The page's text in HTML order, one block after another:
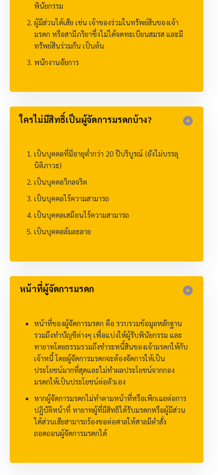
พินัยกรรม
ผู้มีส่วนได้เสีย เช่น เจ้าของร่วมในทรัพย์สินของเจ้า
มรดก หรือสามีภริยาซึ่งไม่ได้จดทะเบียนสมรส และมี
ทรัพย์สินร่วมกัน เป็นต้น
พนักงานอัยการ
ใครไม่มีสิทธิ์เป็นผู้จัดการมรดกบ้าง?​
เป็นบุคคลที่มีอายุต่ำกว่า 20 ปีบริบูรณ์ (ยังไม่บรรลุ
นิติภาวะ)
เป็นบุคคลวิกลจริต
เป็นบุคคลไร้ความสามารถ
เป็นบุคคลเสมือนไร้ความสามารถ
เป็นบุคคลล้มละลาย
หน้าที่ผู้จัดการมรดก​
หน้าที่ของผู้จัดการมรดก คือ รวบรวมข้อมูลหลักฐาน
รวมถึงทำบัญชีต่างๆ เพื่อแบ่งให้ผู้รับพินัยกรรม และ
ทายาทโดยธรรมรวมถึงชำระหนี้สินของเจ้ามรดกให้กับ
เจ้าหนี้ โดยผู้จัดการมรดกจะต้องจัดการให้เป็น
ประโยชน์มากที่สุดและไม่ทำผลประโยชน์จากกอง
มรดกให้เป็นประโยชน์ต่อตัวเอง
หากผู้จัดการมรดกไม่ทำตามหน้าที่หรือเพิกเฉยต่อการ
ปฏิบัติหน้าที่ ทายาทผู้ที่มีสิทธิได้รับมรดกหรือผู้มีส่วน
ได้ส่วนเสียสามารถร้องขอต่อศาลให้ศาลมีคำสั่ง
ถอดถอนผู้จัดการมรดกได้